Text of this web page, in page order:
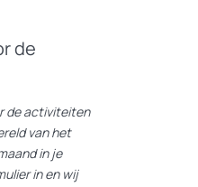
de
de activiteiten
van het
in je
in en wij